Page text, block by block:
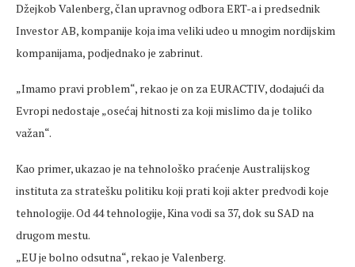
Džejkob Valenberg, član upravnog odbora ERT-a i predsednik
Investor AB, kompanije koja ima veliki udeo u mnogim nordijskim
kompanijama, podjednako je zabrinut.
„Imamo pravi problem“, rekao je on za EURACTIV, dodajući da
Evropi nedostaje „osećaj hitnosti za koji mislimo da je toliko
važan“.
Kao primer, ukazao je na tehnološko praćenje Australijskog
instituta za stratešku politiku koji prati koji akter predvodi koje
tehnologije. Od 44 tehnologije, Kina vodi sa 37, dok su SAD na
drugom mestu.
„EU je bolno odsutna“, rekao je Valenberg.